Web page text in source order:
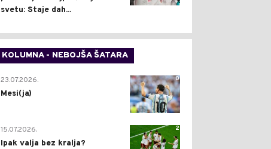
svetu: Staje dah...
KOLUMNA - NEBOJŠA ŠATARA
0
23.07.2026.
Mesi(ja)
2
15.07.2026.
Ipak valja bez kralja?